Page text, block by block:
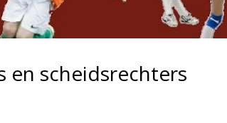
SEIZOEN 2017-2018
en scheidsrechters